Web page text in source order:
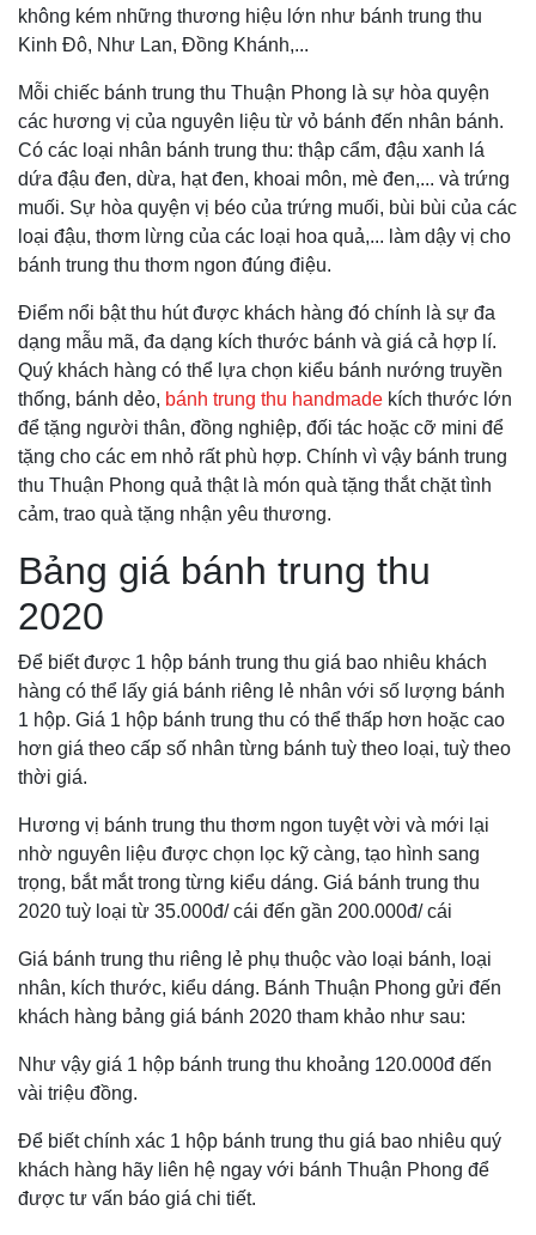
không kém những thương hiệu lớn như bánh trung thu
Kinh Đô, Như Lan, Đồng Khánh,...
Mỗi chiếc bánh trung thu Thuận Phong là sự hòa quyện
các hương vị của nguyên liệu từ vỏ bánh đến nhân bánh.
Có các loại nhân bánh trung thu: thập cẩm, đậu xanh lá
dứa đậu đen, dừa, hạt đen, khoai môn, mè đen,... và trứng
muối. Sự hòa quyện vị béo của trứng muối, bùi bùi của các
loại đậu, thơm lừng của các loại hoa quả,... làm dậy vị cho
bánh trung thu thơm ngon đúng điệu.
Điểm nổi bật thu hút được khách hàng đó chính là sự đa
dạng mẫu mã, đa dạng kích thước bánh và giá cả hợp lí.
Quý khách hàng có thể lựa chọn kiểu bánh nướng truyền
thống, bánh dẻo, bánh trung thu handmade kích thước lớn
để tặng người thân, đồng nghiệp, đối tác hoặc cỡ mini để
tặng cho các em nhỏ rất phù hợp. Chính vì vậy bánh trung
thu Thuận Phong quả thật là món quà tặng thắt chặt tình
cảm, trao quà tặng nhận yêu thương.
Bảng giá bánh trung thu
2020
Để biết được 1 hộp bánh trung thu giá bao nhiêu khách
hàng có thể lấy giá bánh riêng lẻ nhân với số lượng bánh
1 hộp. Giá 1 hộp bánh trung thu có thể thấp hơn hoặc cao
hơn giá theo cấp số nhân từng bánh tuỳ theo loại, tuỳ theo
thời giá.
Hương vị bánh trung thu thơm ngon tuyệt vời và mới lại
nhờ nguyên liệu được chọn lọc kỹ càng, tạo hình sang
trọng, bắt mắt trong từng kiểu dáng. Giá bánh trung thu
2020 tuỳ loại từ 35.000đ/ cái đến gần 200.000đ/ cái
Giá bánh trung thu riêng lẻ phụ thuộc vào loại bánh, loại
nhân, kích thước, kiểu dáng. Bánh Thuận Phong gửi đến
khách hàng bảng giá bánh 2020 tham khảo như sau:
Như vậy giá 1 hộp bánh trung thu khoảng 120.000đ đến
vài triệu đồng.
Để biết chính xác 1 hộp bánh trung thu giá bao nhiêu quý
khách hàng hãy liên hệ ngay với bánh Thuận Phong để
được tư vấn báo giá chi tiết.